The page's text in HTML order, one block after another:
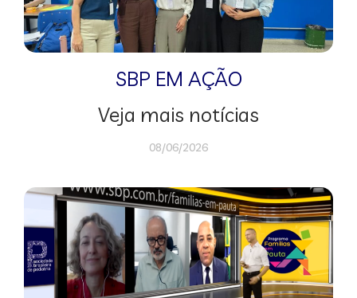
SBP EM AÇÃO
Veja mais notícias
08/06/2026